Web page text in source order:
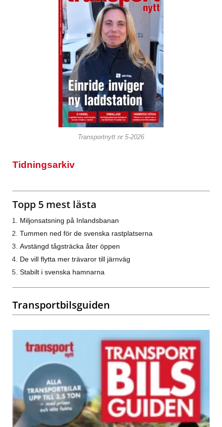
Transportnytt nr 5-2026
Tidningsarkiv
Topp 5 mest lästa
Miljonsatsning på Inlandsbanan
Tummen ned för de svenska rastplatserna
Avstängd tågsträcka åter öppen
De vill flytta mer trävaror till järnväg
Stabilt i svenska hamnarna
Transportbilsguiden